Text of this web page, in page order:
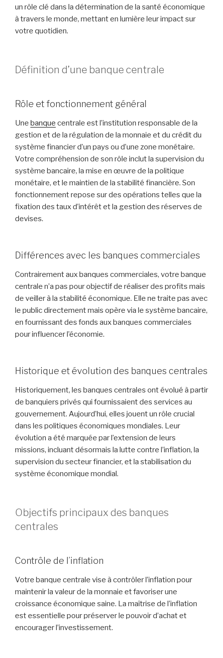
un rôle clé dans la détermination de la santé économique
à travers le monde, mettant en lumière leur impact sur
votre quotidien.
Définition d’une banque centrale
Rôle et fonctionnement général
Une banque centrale est l’institution responsable de la
gestion et de la régulation de la monnaie et du crédit du
système financier d’un pays ou d’une zone monétaire.
Votre compréhension de son rôle inclut la supervision du
système bancaire, la mise en œuvre de la politique
monétaire, et le maintien de la stabilité financière. Son
fonctionnement repose sur des opérations telles que la
fixation des taux d’intérêt et la gestion des réserves de
devises.
Différences avec les banques commerciales
Contrairement aux banques commerciales, votre banque
centrale n’a pas pour objectif de réaliser des profits mais
de veiller à la stabilité économique. Elle ne traite pas avec
le public directement mais opère via le système bancaire,
en fournissant des fonds aux banques commerciales
pour influencer l’économie.
Historique et évolution des banques centrales
Historiquement, les banques centrales ont évolué à partir
de banquiers privés qui fournissaient des services au
gouvernement. Aujourd’hui, elles jouent un rôle crucial
dans les politiques économiques mondiales. Leur
évolution a été marquée par l’extension de leurs
missions, incluant désormais la lutte contre l’inflation, la
supervision du secteur financier, et la stabilisation du
système économique mondial.
Objectifs principaux des banques
centrales
Contrôle de l’inflation
Votre banque centrale vise à contrôler l’inflation pour
maintenir la valeur de la monnaie et favoriser une
croissance économique saine. La maîtrise de l’inflation
est essentielle pour préserver le pouvoir d’achat et
encourager l’investissement.